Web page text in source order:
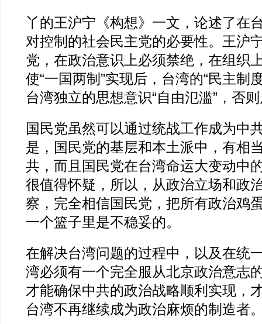
丫的王沪宁《构想》一文，论述了在
对控制的社会民主党的必要性。王沪
党，在政治意识上必须禁绝，在组织
使“一国两制”实现后，台湾的“民主制
台湾独立的思想意识“自由氾滥”，否
国民党虽然可以通过统战工作成为中
是，国民党的基层和本土派中，有相
共，而且国民党在台湾命运大变动中
很值得怀疑，所以，从政治立场和政
察，完全相信国民党，把所有政治鸡
一个篮子里是不稳妥的。
在解决台湾问题的过程中，以及在统
湾必须有一个完全服从北京政治意志
才能确保中共的政治战略顺利实现，
台湾不再继续成为政治麻烦的制造者